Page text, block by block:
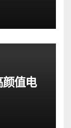
值电